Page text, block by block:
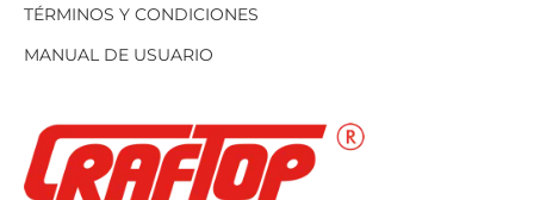
TÉRMINOS Y CONDICIONES
MANUAL DE USUARIO